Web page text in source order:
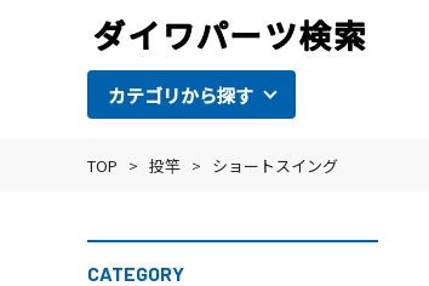
カテゴリから探す
TOP > 投竿 > ショートスイング
CATEGORY